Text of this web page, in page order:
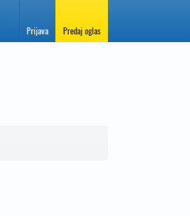
Prijava Predaj oglas